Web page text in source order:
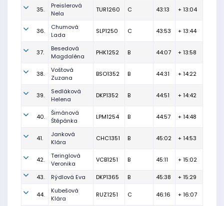
35.
Preislerová
Nela
TUR1260 C 43:13 + 13:04
36.
Chumová
Lada
SLP1250 C 43:53 + 13:44
37.
Besedová
Magdaléna
PHK1252 B 44:07 + 13:58
38.
Voštová
Zuzana
BSO1352 B 44:31 + 14:22
39.
Sedláková
Helena
DKP1352 B 44:51 + 14:42
40.
Šimánová
Štěpánka
LPM1254 B 44:57 + 14:48
41.
Janková
Klára
CHC1351 B 45:02 + 14:53
42.
Teringlová
Veronika
VCB1251 B 45:11 + 15:02
43. Rýdlová Eva DKP1365 B 45:38 + 15:29
44.
Kubešová
Klára
RUZ1251 C 46:16 + 16:07